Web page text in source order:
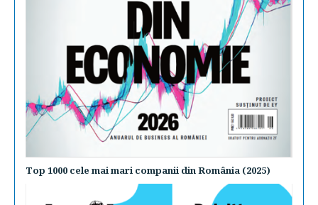
Top 1000 cele mai mari companii din România (2025)